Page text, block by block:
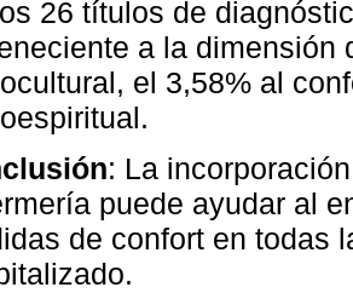
26 títulos de
a la dimensión
el 3,58% al
: La
puede ayudar al
de confort en todas